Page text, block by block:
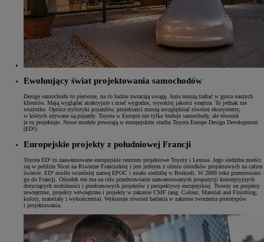
Ewoluujący świat projektowania samochodów
Design samochodu to pierwsze, na co ludzie zwracają uwagę. Auta muszą trafiać w gusta naszych
klientów. Mają wyglądać atrakcyjnie i mieć wygodne, wysokiej jakości wnętrza. To jednak nie
wszystko. Oprócz stylistyki pojazdów, projektanci muszą uwzględniać również ekosystemy,
w których używane są pojazdy. Toyota w Europie nie tylko buduje samochody, ale również
je tu projektuje. Nowe modele powstają w europejskim studiu Toyota Europe Design Development
(ED²).
Europejskie projekty z południowej Francji
Toyota ED² to zaawansowane europejskie centrum projektowe Toyoty i Lexusa. Jego siedziba mieści
się w pobliżu Nicei na Riwierze Francuskiej i jest jednym z ośmiu ośrodków projektowych na całym
świecie. ED² nosiło wcześniej nazwę EPOC i miało siedzibę w Brukseli. W 2000 roku przeniesiono
go do Francji. Ośrodek ten ma na celu przedstawianie zaawansowanych propozycji koncepcyjnych
dotyczących mobilności i przełomowych projektów z perspektywy europejskiej. Tworzy on projekty
zewnętrzne, projekty wewnętrzne i projekty w zakresie CMF (ang. Colour, Material and Finishing;
kolory, materiały i wykończenia). Wykonuje również badania w zakresie tworzenia prototypów
i projektowania.